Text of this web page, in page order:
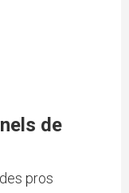
de
pros